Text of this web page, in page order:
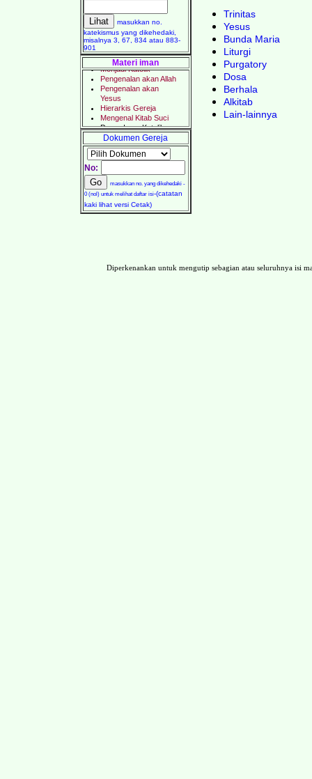
masukkan no.
katekismus yang dikehedaki,
misalnya 3, 67, 834 atau 883-
901
Materi iman
Dokumen Gereja
No:
masukkan no. yang dikehedaki -
0 (nol) untuk melihat daftar isi-(catatan
kaki lihat versi Cetak)
Trinitas
Yesus
Bunda Maria
Liturgi
Purgatory
Dosa
Berhala
Alkitab
Lain-lainnya
Diperkenankan untuk mengutip sebagian atau seluruhnya isi